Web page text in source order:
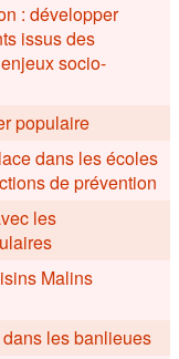
: développer
issus des
socio-
populaire
dans les écoles
de prévention
les
Malins
les banlieues